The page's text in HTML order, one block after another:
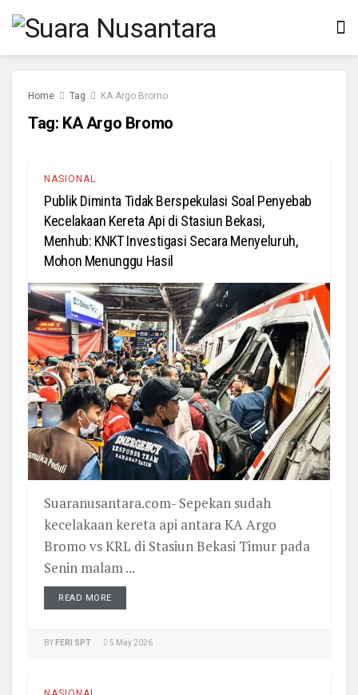
Home Tag KA Argo Bromo
Tag: KA Argo Bromo
NASIONAL
Publik Diminta Tidak Berspekulasi Soal Penyebab
Kecelakaan Kereta Api di Stasiun Bekasi,
Menhub: KNKT Investigasi Secara Menyeluruh,
Mohon Menunggu Hasil
Suaranusantara.com- Sepekan sudah
kecelakaan kereta api antara KA Argo
Bromo vs KRL di Stasiun Bekasi Timur pada
Senin malam ...
READ MORE
BY FERI SPT 5 May 2026